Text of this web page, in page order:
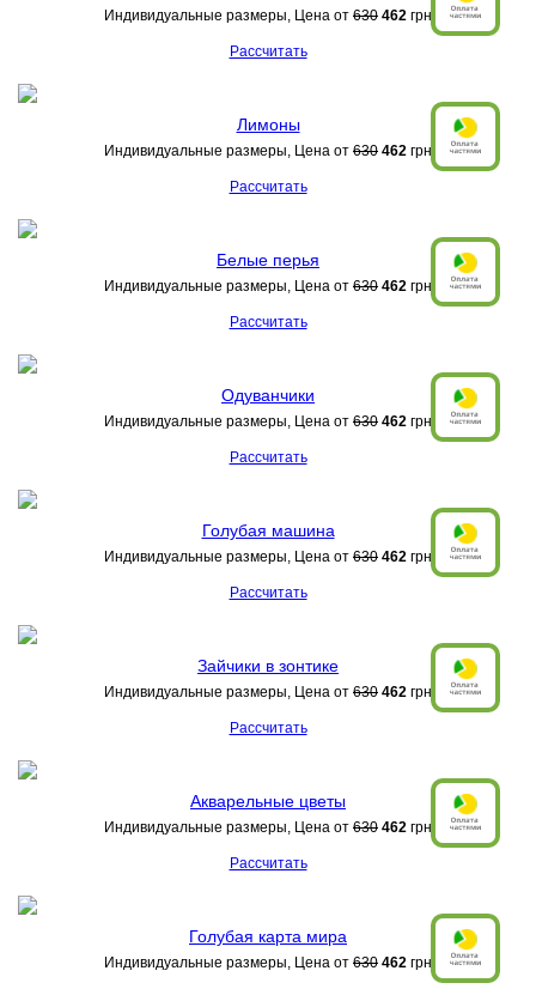
Индивидуальные размеры, Цена от 630 462 грн
Рассчитать
Лимоны
Индивидуальные размеры, Цена от 630 462 грн
Рассчитать
Белые перья
Индивидуальные размеры, Цена от 630 462 грн
Рассчитать
Одуванчики
Индивидуальные размеры, Цена от 630 462 грн
Рассчитать
Голубая машина
Индивидуальные размеры, Цена от 630 462 грн
Рассчитать
Зайчики в зонтике
Индивидуальные размеры, Цена от 630 462 грн
Рассчитать
Акварельные цветы
Индивидуальные размеры, Цена от 630 462 грн
Рассчитать
Голубая карта мира
Индивидуальные размеры, Цена от 630 462 грн